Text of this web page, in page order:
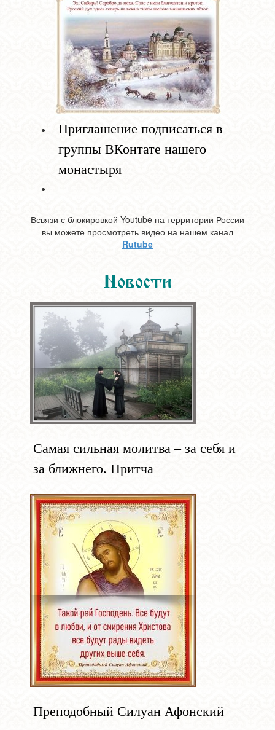
Приглашение подписаться в
группы ВКонтате нашего
монастыря
Всвязи с блокировкой Youtube на территории России
вы можете просмотреть видео на нашем канал
Rutube
Новости
Самая сильная молитва – за себя и
за ближнего. Притча
Преподобный Силуан Афонский